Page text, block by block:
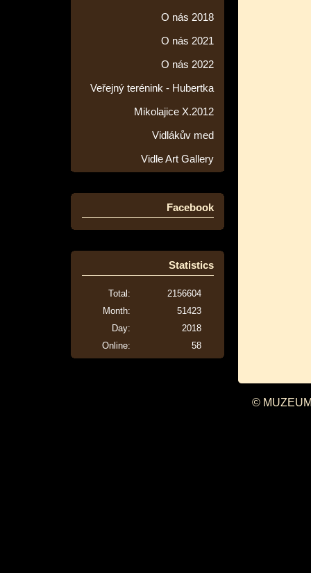
O nás 2018
O nás 2021
O nás 2022
Veřejný terénink - Hubertka
Mikolajice X.2012
Vidlákův med
Vidle Art Gallery
Facebook
Statistics
Online: 58
Total:
2156604
Month:
51423
Day:
2018
©